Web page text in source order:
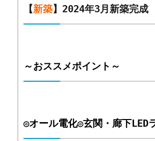
【新築】2024年3月新築完成
～おススメポイント～
◎オール電化◎玄関・廊下LED